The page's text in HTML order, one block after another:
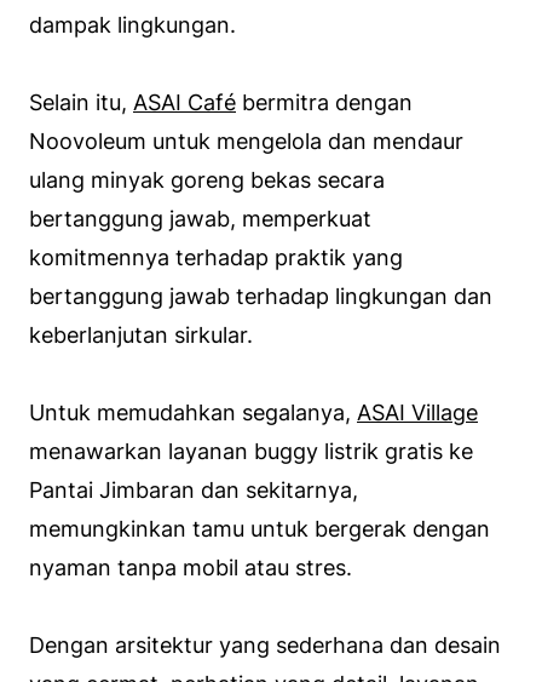
dampak lingkungan.
Selain itu, ASAI Café bermitra dengan
Noovoleum untuk mengelola dan mendaur
ulang minyak goreng bekas secara
bertanggung jawab, memperkuat
komitmennya terhadap praktik yang
bertanggung jawab terhadap lingkungan dan
keberlanjutan sirkular.
Untuk memudahkan segalanya, ASAI Village
menawarkan layanan buggy listrik gratis ke
Pantai Jimbaran dan sekitarnya,
memungkinkan tamu untuk bergerak dengan
nyaman tanpa mobil atau stres.
Dengan arsitektur yang sederhana dan desain